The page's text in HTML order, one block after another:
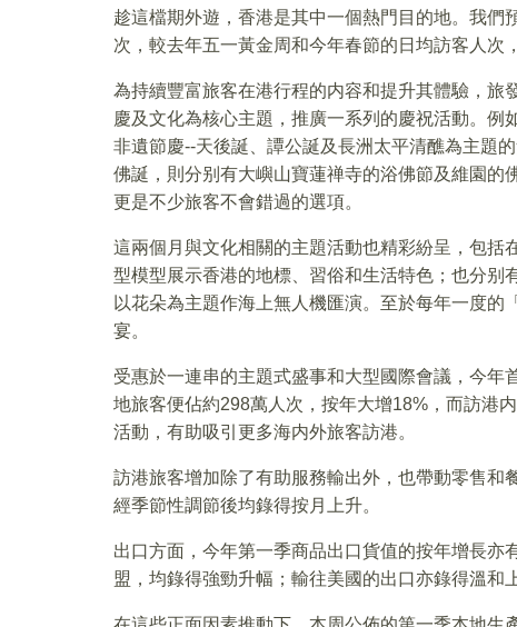
趁這檔期外遊，香港是其中一個熱門目的地。我們
次，較去年五一黃金周和今年春節的日均訪客人次
為持續豐富旅客在港行程的内容和提升其體驗，旅
慶及文化為核心主題，推廣一系列的慶祝活動。
非遺節慶--天後誕、譚公誕及長洲太平清醮為主題
佛誕，則分别有大嶼山寶蓮禅寺的浴佛節及維園的
更是不少旅客不會錯過的選項。
這兩個月與文化相關的主題活動也精彩紛呈，包括
型模型展示香港的地標、習俗和生活特色；也分别
以花朵為主題作海上無人機匯演。至於每年一度
宴。
受惠於一連串的主題式盛事和大型國際會議，今
地旅客便佔約298萬人次，按年大增18%，而訪港
活動，有助吸引更多海内外旅客訪港。
訪港旅客增加除了有助服務輸出外，也帶動零售和
經季節性調節後均錄得按月上升。
出口方面，今年第一季商品出口貨值的按年增長
盟，均錄得強勁升幅；輸往美國的出口亦錄得溫和